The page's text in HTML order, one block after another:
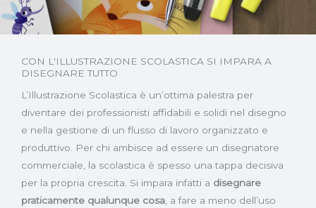
CON L'ILLUSTRAZIONE SCOLASTICA SI IMPARA A
DISEGNARE TUTTO
L’Illustrazione Scolastica è un’ottima palestra per
diventare dei professionisti affidabili e solidi nel disegno
e nella gestione di un flusso di lavoro organizzato e
produttivo. Per chi ambisce ad essere un disegnatore
commerciale, la scolastica è spesso una tappa decisiva
per la propria crescita. Si impara infatti a disegnare
praticamente qualunque cosa , a fare a meno dell’uso